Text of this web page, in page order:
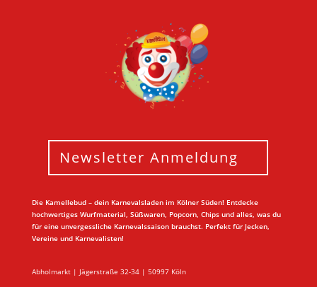
Newsletter Anmeldung
Die Kamellebud – dein Karnevalsladen im Kölner Süden! Entdecke
hochwertiges Wurfmaterial, Süßwaren, Popcorn, Chips und alles, was du
für eine unvergessliche Karnevalssaison brauchst. Perfekt für Jecken,
Vereine und Karnevalisten!
Abholmarkt | Jägerstraße 32-34 | 50997 Köln